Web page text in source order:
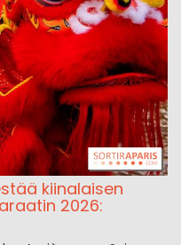
kiinalaisen
2026: